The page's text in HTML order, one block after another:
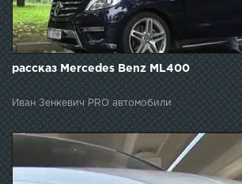
рассказ Mercedes Benz ML400
Иван Зенкевич PRO автомобили